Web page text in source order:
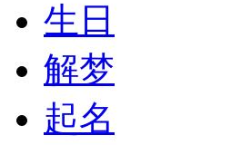
生日
解梦
起名